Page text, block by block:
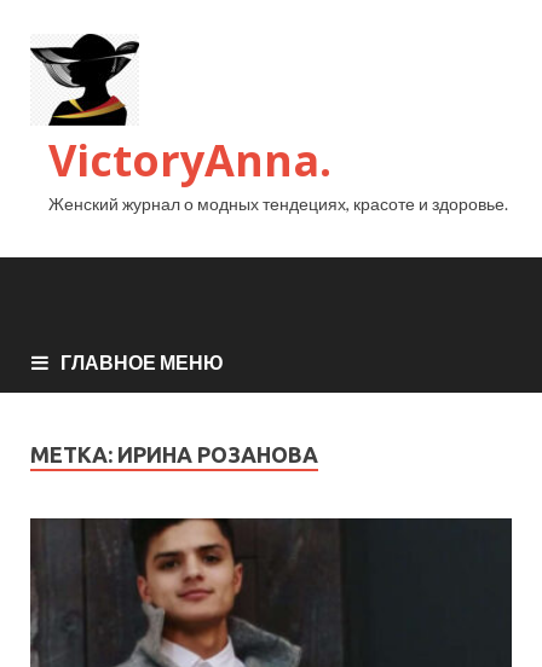
VictoryAnna.
Женский журнал о модных тендециях, красоте и здоровье.
ГЛАВНОЕ МЕНЮ
МЕТКА: ИРИНА РОЗАНОВА